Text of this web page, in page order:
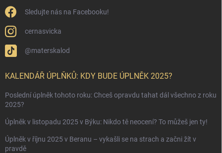
Sledujte nás na Facebooku!
cernasvicka
@materskalod
KALENDÁŘ ÚPLŇKŮ: KDY BUDE ÚPLNĚK 2025?
Poslední úplněk tohoto roku: Chceš opravdu tahat dál všechno z roku
2025?
Úplněk v listopadu 2025 v Býku: Nikdo tě neocení? To můžeš jen ty!
Úplněk v říjnu 2025 v Beranu – vykašli se na strach a začni žít v
pravdě